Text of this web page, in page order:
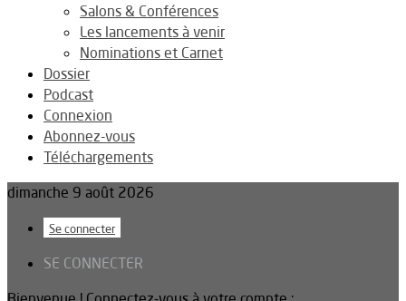
Salons & Conférences
Les lancements à venir
Nominations et Carnet
Dossier
Podcast
Connexion
Abonnez-vous
Téléchargements
dimanche 9 août 2026
Se connecter
SE CONNECTER